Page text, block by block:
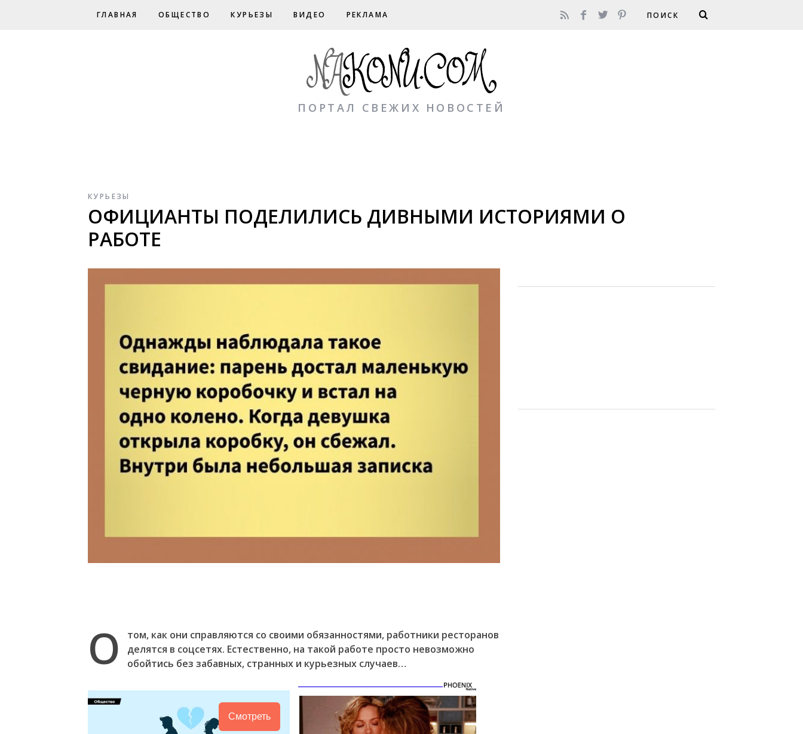
ГЛАВНАЯ ОБЩЕСТВО КУРЬЕЗЫ ВИДЕО РЕКЛАМА
ПОРТАЛ СВЕЖИХ НОВОСТЕЙ
КУРЬЕЗЫ
ОФИЦИАНТЫ ПОДЕЛИЛИСЬ ДИВНЫМИ ИСТОРИЯМИ О
РАБОТЕ
О
том, как они справляются со своими обязанностями, работники ресторанов
делятся в соцсетях. Естественно, на такой работе просто невозможно
обойтись без забавных, странных и курьезных случаев…
Смотреть